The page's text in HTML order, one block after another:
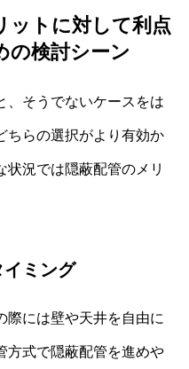
ットに対して利点
の検討シーン
、そうでないケースをは
ちらの選択がより有効か
状況では隠蔽配管のメリ
ミング
際には壁や天井を自由に
方式で隠蔽配管を進めや